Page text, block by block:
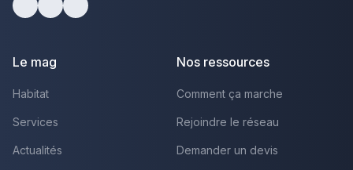
Le mag
Habitat
Services
Actualités
Nos ressources
Comment ça marche
Rejoindre le réseau
Demander un devis